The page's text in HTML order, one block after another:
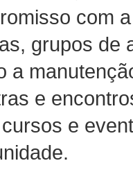
com
grupos de
a
e
e